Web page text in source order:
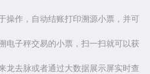
操作，自动结账打印溯源小票，并可
电子秤交易的小票，扫一扫就可以获
龙去脉或者通过大数据展示屏实时查